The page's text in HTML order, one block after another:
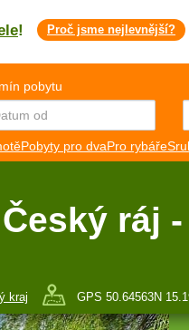
! Proč jsme nejlevnější?
pobytu
Pobyty pro dvaPro rybáře
ráj
kraj GPS 50.64563N